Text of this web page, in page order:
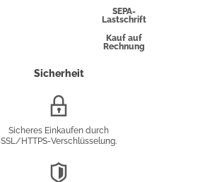
SEPA-
Lastschrift
Kauf auf
Rechnung
Sicherheit
Sicheres Einkaufen durch
SSL/HTTPS-Verschlüsselung.